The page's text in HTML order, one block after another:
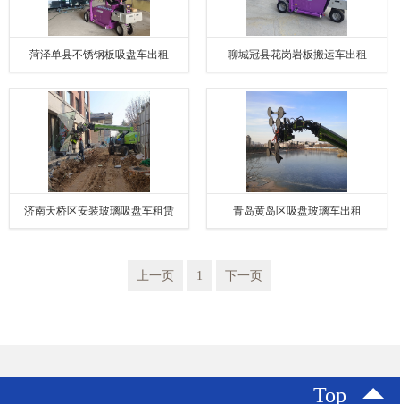
菏泽单县不锈钢板吸盘车出租 聊城冠县花岗岩板搬运车出租
济南天桥区安装玻璃吸盘车租赁 青岛黄岛区吸盘玻璃车出租
上一页 1 下一页
Top